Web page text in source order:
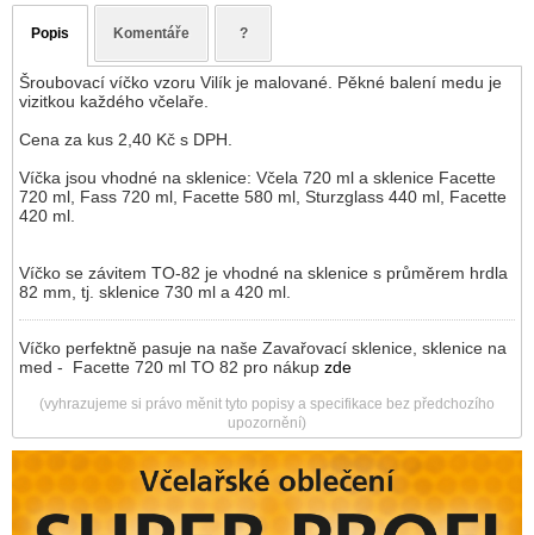
Popis Komentáře ?
Šroubovací víčko vzoru Vilík je malované. Pěkné balení medu je
vizitkou každého včelaře.
Cena za kus 2,40 Kč s DPH.
Víčka jsou vhodné na sklenice: Včela 720 ml a sklenice Facette
720 ml, Fass 720 ml, Facette 580 ml, Sturzglass 440 ml, Facette
420 ml.
Víčko se závitem TO-82 je vhodné na sklenice s průměrem hrdla
82 mm, tj. sklenice 730 ml a 420 ml.
Víčko perfektně pasuje na naše Zavařovací sklenice, sklenice na
med - Facette 720 ml TO 82 pro nákup zde
(vyhrazujeme si právo měnit tyto popisy a specifikace bez předchozího
upozornění)